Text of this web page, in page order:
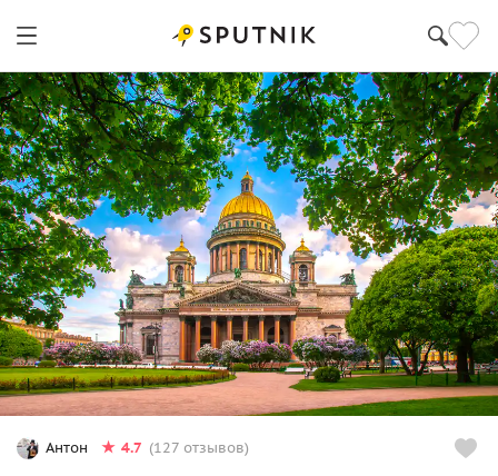
Санкт-Петербург
Антон 4.7 (127 отзывов)